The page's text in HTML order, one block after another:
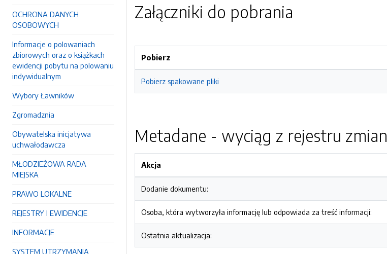
OCHRONA DANYCH
OSOBOWYCH
Informacje o polowaniach
zbiorowych oraz o książkach
ewidencji pobytu na polowaniu
indywidualnym
Wybory Ławników
Zgromadznia
Obywatelska inicjatywa
uchwałodawcza
MŁODZIEŻOWA RADA
MIEJSKA
PRAWO LOKALNE
REJESTRY I EWIDENCJE
INFORMACJE
SYSTEM UTRZYMANIA
Załączniki do pobrania
Pobierz
Pobierz spakowane pliki
Metadane - wyciąg z rejestru zmian
Akcja
Dodanie dokumentu:
Osoba, która wytworzyła informację lub odpowiada za treść informacji:
Ostatnia aktualizacja: